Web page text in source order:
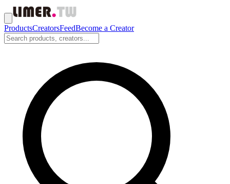
ProductsCreatorsFeedBecome a Creator